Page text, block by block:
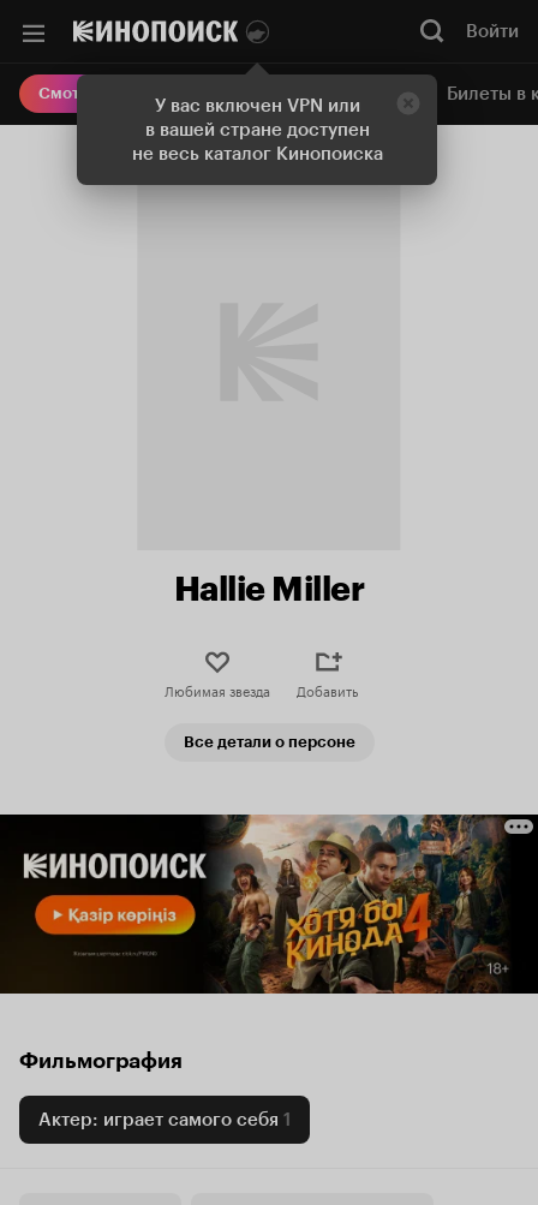
У вас включен VPN или
в вашей стране доступен
не весь каталог Кинопоиска
Войти
Смотреть кино Онлайн-кинотеатр Билеты в
Hallie Miller
Любимая звезда Добавить
Все детали о персоне
Фильмография
Актер: играет самого себя 1